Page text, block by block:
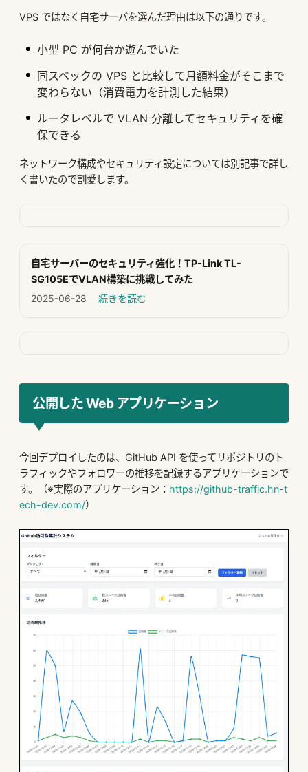
VPS ではなく自宅サーバを選んだ理由は以下の通りです。
小型 PC が何台か遊んでいた
同スペックの VPS と比較して月額料金がそこまで
変わらない（消費電力を計測した結果）
ルータレベルで VLAN 分離してセキュリティを確
保できる
ネットワーク構成やセキュリティ設定については別記事で詳し
く書いたので割愛します。
自宅サーバーのセキュリティ強化！TP-Link TL-
SG105EでVLAN構築に挑戦してみた
2025-06-28
続きを読む
公開した Web アプリケーション
今回デプロイしたのは、GitHub API を使ってリポジトリのト
ラフィックやフォロワーの推移を記録するアプリケーションで
す。（※実際のアプリケーション： https://github-traffic.hn-t
ech-dev.com/）